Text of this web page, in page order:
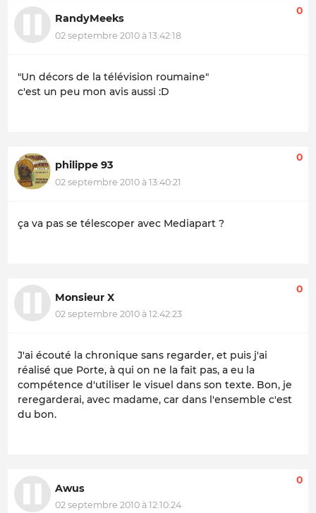
RandyMeeks
02 septembre 2010 à 13:42:18
0
"Un décors de la télévision roumaine"
c'est un peu mon avis aussi :D
philippe 93
02 septembre 2010 à 13:40:21
0
ça va pas se télescoper avec Mediapart ?
Monsieur X
02 septembre 2010 à 12:42:23
0
J'ai écouté la chronique sans regarder, et puis j'ai
réalisé que Porte, à qui on ne la fait pas, a eu la
compétence d'utiliser le visuel dans son texte. Bon, je
reregarderai, avec madame, car dans l'ensemble c'est
du bon.
Awus
02 septembre 2010 à 12:10:24
0